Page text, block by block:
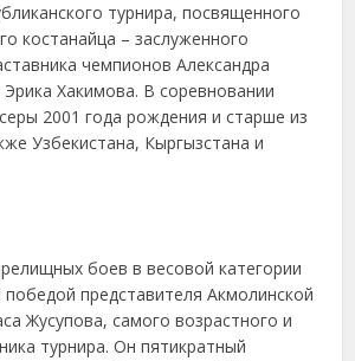
турнира, посвященного
костанайца – заслуженного
чемпионов Александра
Хакимова. В соревновании
2001 года рождения и старше из
Узбекистана, Кыргызстана и
боев в весовой категории
победой представителя Акмолинской
Жусупова, самого возрастного и
турнира. Он пятикратный